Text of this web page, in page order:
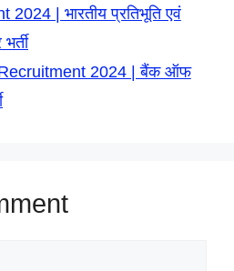
| भारतीय प्रतिभूति एवं
2024 | बैंक ऑफ